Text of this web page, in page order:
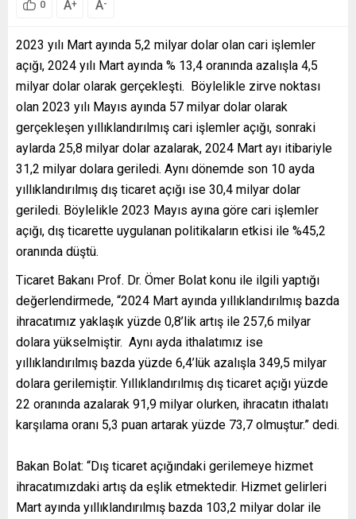
0 A+ A-
2023 yılı Mart ayında 5,2 milyar dolar olan cari işlemler
açığı, 2024 yılı Mart ayında % 13,4 oranında azalışla 4,5
milyar dolar olarak gerçekleşti. Böylelikle zirve noktası
olan 2023 yılı Mayıs ayında 57 milyar dolar olarak
gerçekleşen yıllıklandırılmış cari işlemler açığı, sonraki
aylarda 25,8 milyar dolar azalarak, 2024 Mart ayı itibariyle
31,2 milyar dolara geriledi. Aynı dönemde son 10 ayda
yıllıklandırılmış dış ticaret açığı ise 30,4 milyar dolar
geriledi. Böylelikle 2023 Mayıs ayına göre cari işlemler
açığı, dış ticarette uygulanan politikaların etkisi ile %45,2
oranında düştü.
Ticaret Bakanı Prof. Dr. Ömer Bolat konu ile ilgili yaptığı
değerlendirmede, “2024 Mart ayında yıllıklandırılmış bazda
ihracatımız yaklaşık yüzde 0,8’lik artış ile 257,6 milyar
dolara yükselmiştir. Aynı ayda ithalatımız ise
yıllıklandırılmış bazda yüzde 6,4’lük azalışla 349,5 milyar
dolara gerilemiştir. Yıllıklandırılmış dış ticaret açığı yüzde
22 oranında azalarak 91,9 milyar olurken, ihracatın ithalatı
karşılama oranı 5,3 puan artarak yüzde 73,7 olmuştur.” dedi.
Bakan Bolat: “Dış ticaret açığındaki gerilemeye hizmet
ihracatımızdaki artış da eşlik etmektedir. Hizmet gelirleri
Mart ayında yıllıklandırılmış bazda 103,2 milyar dolar ile